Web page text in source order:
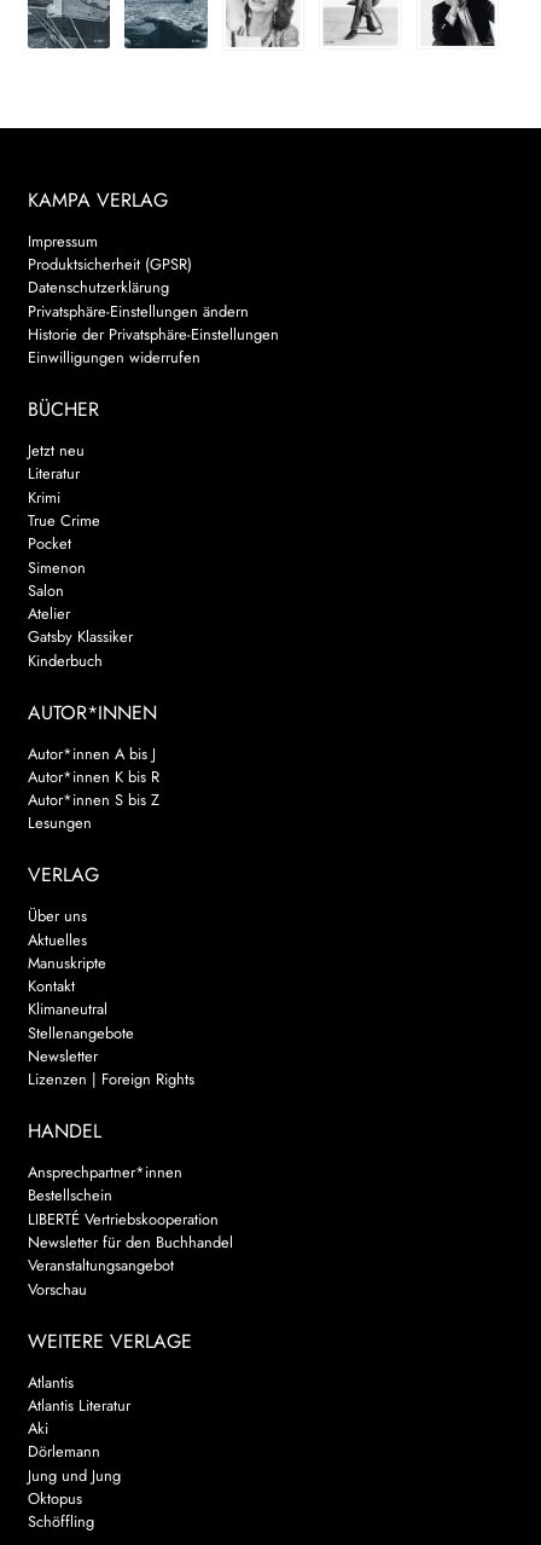
KAMPA VERLAG
Impressum
Produktsicherheit (GPSR)
Datenschutzerklärung
Privatsphäre-Einstellungen ändern
Historie der Privatsphäre-Einstellungen
Einwilligungen widerrufen
BÜCHER
Jetzt neu
Literatur
Krimi
True Crime
Pocket
Simenon
Salon
Atelier
Gatsby Klassiker
Kinderbuch
AUTOR*INNEN
Autor*innen A bis J
Autor*innen K bis R
Autor*innen S bis Z
Lesungen
VERLAG
Über uns
Aktuelles
Manuskripte
Kontakt
Klimaneutral
Stellenangebote
Newsletter
Lizenzen | Foreign Rights
HANDEL
Ansprechpartner*innen
Bestellschein
LIBERTÉ Vertriebskooperation
Newsletter für den Buchhandel
Veranstaltungsangebot
Vorschau
WEITERE VERLAGE
Atlantis
Atlantis Literatur
Aki
Dörlemann
Jung und Jung
Oktopus
Schöffling